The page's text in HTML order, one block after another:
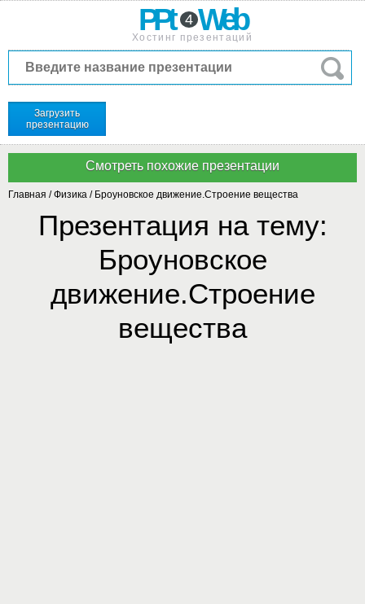
PPt 4 Web
Хостинг презентаций
Загрузить
презентацию
Главная /Физика / Броуновское движение.Строение вещества
Презентация на тему:
Броуновское
движение.Строение
вещества